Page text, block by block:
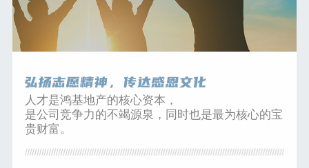
人才是鸿基地产的核心资本，
是公司竞争力的不竭源泉，同时也是最为核心的宝
贵财富。